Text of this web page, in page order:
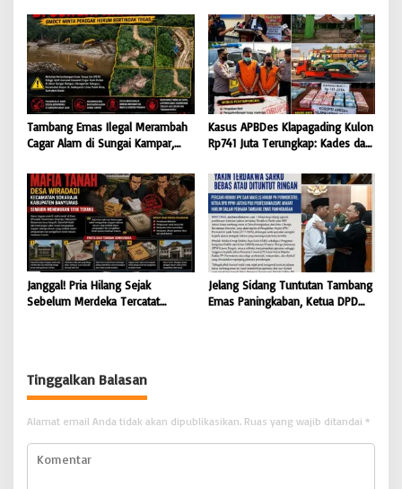
ITE
Berikan Kepastian Hukum
Tambang Emas Ilegal Merambah
Cagar Alam di Sungai Kampar,
Bertindak Tegas
Kasus APBDes Klapagading Kulon
Rp741 Juta Terungkap: Kades dan
Tersangka
Janggal! Pria Hilang Sejak
Sebelum Merdeka Tercatat
Jelang Sidang Tuntutan Tambang
Emas Paningkaban, Ketua DPD
Tinggalkan Balasan
Alamat email Anda tidak akan dipublikasikan. Ruas yang wajib ditandai *